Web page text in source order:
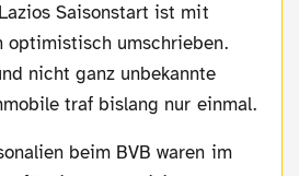
Saisonstart ist mit
optimistisch umschrieben.
nicht ganz unbekannte
traf bislang nur einmal.